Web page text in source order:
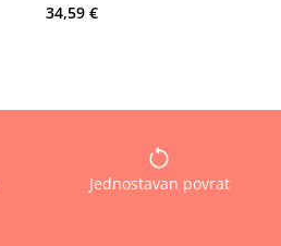
34,59 €
Jednostavan povrat